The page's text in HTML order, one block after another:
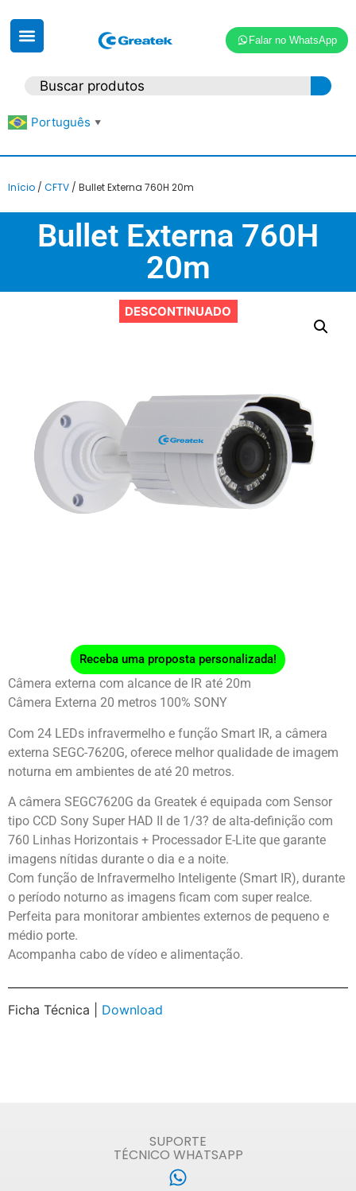
Falar no WhatsApp
Português ▼
Início / CFTV / Bullet Externa 760H 20m
Bullet Externa 760H
20m
DESCONTINUADO
Receba uma proposta personalizada!
Câmera externa com alcance de IR até 20m
Câmera Externa 20 metros 100% SONY
Com 24 LEDs infravermelho e função Smart IR, a câmera
externa SEGC-7620G, oferece melhor qualidade de imagem
noturna em ambientes de até 20 metros.
A câmera SEGC7620G da Greatek é equipada com Sensor
tipo CCD Sony Super HAD II de 1/3? de alta-definição com
760 Linhas Horizontais + Processador E-Lite que garante
imagens nítidas durante o dia e a noite.
Com função de Infravermelho Inteligente (Smart IR), durante
o período noturno as imagens ficam com super realce.
Perfeita para monitorar ambientes externos de pequeno e
médio porte.
Acompanha cabo de vídeo e alimentação.
Ficha Técnica | Download
SUPORTE
TÉCNICO WHATSAPP